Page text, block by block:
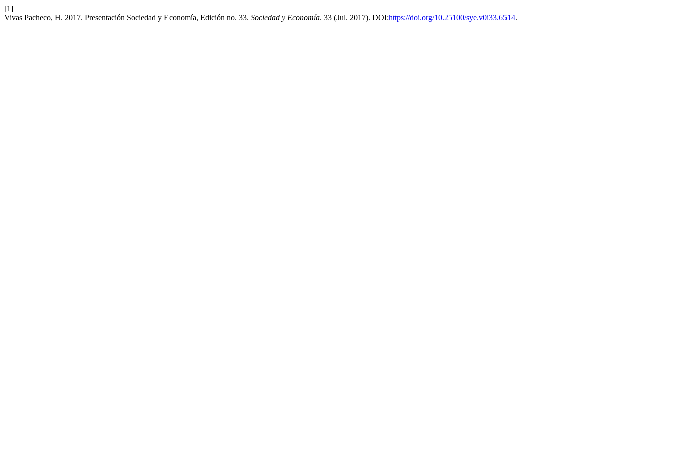
[1]
Vivas Pacheco, H. 2017. Presentación Sociedad y Economía, Edición no. 33. Sociedad y Economía. 33 (Jul. 2017). DOI:https://doi.org/10.25100/sye.v0i33.6514.